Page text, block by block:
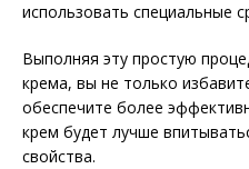
использовать специальные
Выполняя эту простую
крема, вы не только
обеспечите более
крем будет лучше
свойства.